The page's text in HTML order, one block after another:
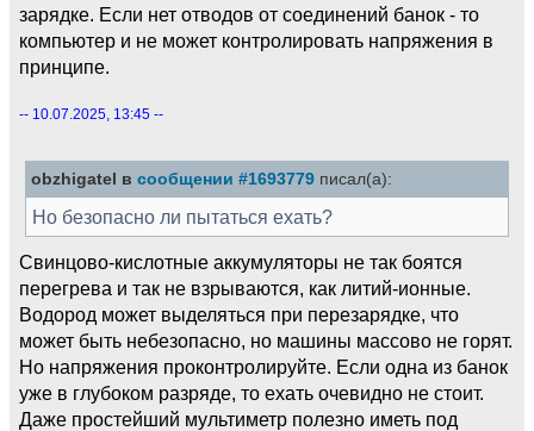
зарядке. Если нет отводов от соединений банок - то
компьютер и не может контролировать напряжения в
принципе.
-- 10.07.2025, 13:45 --
obzhigatel в сообщении #1693779 писал(а):
Но безопасно ли пытаться ехать?
Свинцово-кислотные аккумуляторы не так боятся
перегрева и так не взрываются, как литий-ионные.
Водород может выделяться при перезарядке, что
может быть небезопасно, но машины массово не горят.
Но напряжения проконтролируйте. Если одна из банок
уже в глубоком разряде, то ехать очевидно не стоит.
Даже простейший мультиметр полезно иметь под